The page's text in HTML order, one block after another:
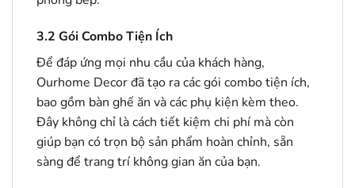
3.2 Gói Combo Tiện Ích
Để đáp ứng mọi nhu cầu của khách hàng,
Ourhome Decor đã tạo ra các gói combo tiện ích,
bao gồm bàn ghế ăn và các phụ kiện kèm theo.
Đây không chỉ là cách tiết kiệm chi phí mà còn
giúp bạn có trọn bộ sản phẩm hoàn chỉnh, sẵn
sàng để trang trí không gian ăn của bạn.